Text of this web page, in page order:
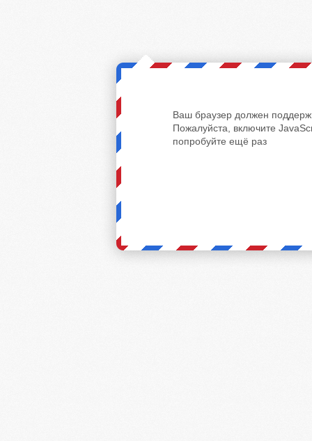
Ваш браузер должен
Пожалуйста, включите
попробуйте ещё раз